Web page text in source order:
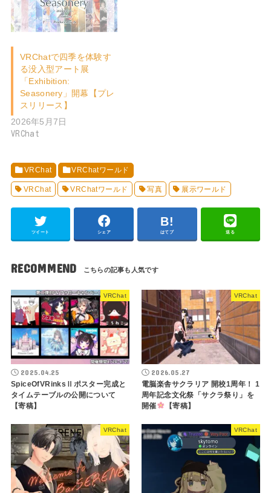
VRChatで四季を体験す
る没入型アート展
「Exhibition:
Seasonery」開幕【プレ
スリリース】
2026年5月7日
VRChat
VRChat VRChatワールド
VRChat VRChatワールド 写真 展示ワールド
ツイート シェア はてブ 送る
RECOMMEND
VRChat
2025.04.25
SpiceOfVRinksⅡポスター完成と
タイムテーブルの公開について
【寄稿】
VRChat
2026.05.27
電脳楽舎サクラリア 開校1周年！ 1
周年記念文化祭「サクラ祭り」を
開催
【寄稿】
VRChat VRChat